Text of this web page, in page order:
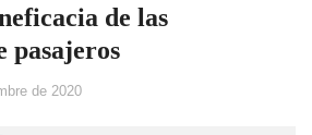
de las
pasajeros
de 2020